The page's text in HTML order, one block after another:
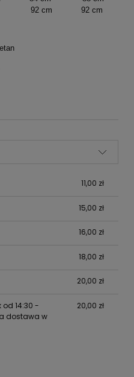
92 cm 92 cm
kosztów płatności
11,00 zł
15,00 zł
16,00 zł
18,00 zł
20,00 zł
14:30 -
dostawa w
20,00 zł